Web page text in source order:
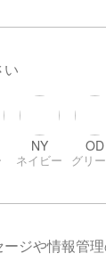
い
NY
ネイビー
OD
グリ
ジや情報管